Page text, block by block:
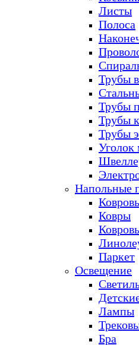
Листы
Полоса
Трубы
Трубы
Трубы
Трубы
Уголок
Напольные
Ковры
Паркет
Освещение
Лампы
Бра